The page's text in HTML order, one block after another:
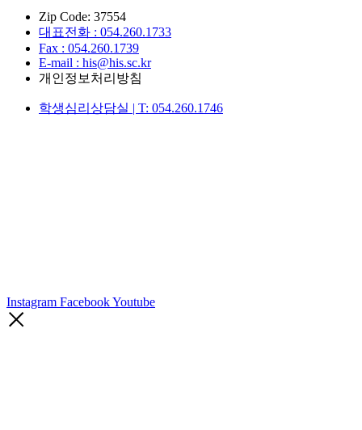
Zip Code: 37554
대표전화 : 054.260.1733
Fax : 054.260.1739
E-mail : his@his.sc.kr
개인정보처리방침
학생심리상담실 | T: 054.260.1746
Instagram FacebookYoutube